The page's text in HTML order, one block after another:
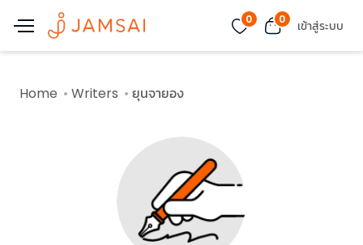
0 0 เข้าสู่ระบบ
Home Writers ยุนจายอง